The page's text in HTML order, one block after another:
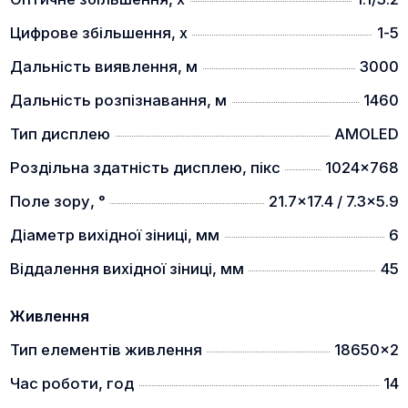
Двофокальний об'єктив (моделі 360, 660)
Для виявлення можна використовувати широке
ідентифікації можна використовувати вузьке поле
швидко відрегулювати прицільну мітку та зробити
Технологія NUC забезпечує низький рівень шуму
Цифрове збільшення, x
1-5
Дальність виявлення, м
3000
Дальність розпізнавання, м
1460
Тип дисплею
AMOLED
Роздільна здатність дисплею, пікс
1024x768
Поле зору, °
21.7x17.4 / 7.3x5.9
Діаметр вихідної зіниці, мм
6
Віддалення вихідної зіниці, мм
45
Живлення
Тип елементів живлення
18650x2
Час роботи, год
14